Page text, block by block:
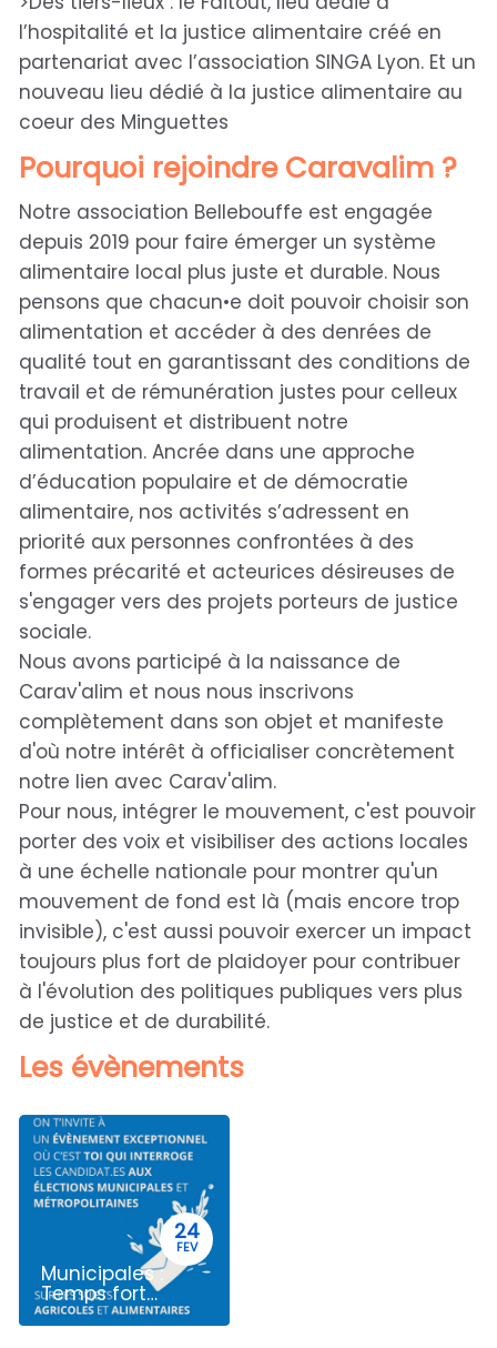
l’hospitalité et la justice alimentaire créé en
partenariat avec l’association SINGA Lyon. Et un
nouveau lieu dédié à la justice alimentaire au
coeur des Minguettes
Pourquoi rejoindre Caravalim ?
Notre association Bellebouffe est engagée
depuis 2019 pour faire émerger un système
alimentaire local plus juste et durable. Nous
pensons que chacun•e doit pouvoir choisir son
alimentation et accéder à des denrées de
qualité tout en garantissant des conditions de
travail et de rémunération justes pour celleux
qui produisent et distribuent notre
alimentation. Ancrée dans une approche
d’éducation populaire et de démocratie
alimentaire, nos activités s’adressent en
priorité aux personnes confrontées à des
formes précarité et acteurices désireuses de
s'engager vers des projets porteurs de justice
sociale.
Nous avons participé à la naissance de
Carav'alim et nous nous inscrivons
complètement dans son objet et manifeste
d'où notre intérêt à officialiser concrètement
notre lien avec Carav'alim.
Pour nous, intégrer le mouvement, c'est pouvoir
porter des voix et visibiliser des actions locales
à une échelle nationale pour montrer qu'un
mouvement de fond est là (mais encore trop
invisible), c'est aussi pouvoir exercer un impact
toujours plus fort de plaidoyer pour contribuer
à l'évolution des politiques publiques vers plus
de justice et de durabilité.
Les évènements
24
FEV
Municipales :
Temps fort
citoyen au
Faitout